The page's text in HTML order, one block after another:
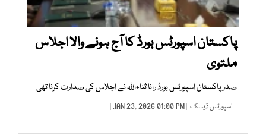
پاکستان اسپورٹس بورڈ کا آج ہونے والا اجلاس
ملتوی
صدر پاکستان اسپورٹس بورڈ رانا ثناءاللہ نے اجلاس کی صدارت کرنا تھی
اسپورٹس ڈیسک | JAN 23, 2026 01:00 PM |